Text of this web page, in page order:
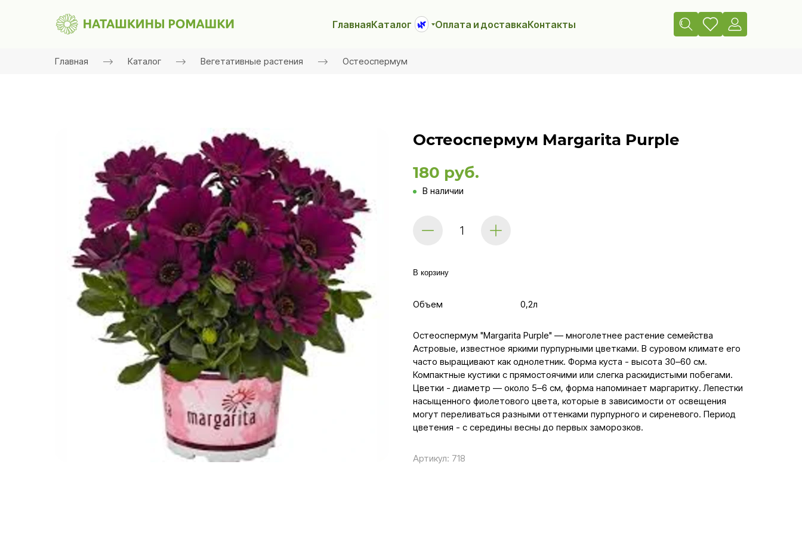
ГлавнаяКаталог 🌿 Оплата и доставкаКонтакты
Главная Каталог Вегетативные растения Остеоспермум
Остеоспермум Margarita Purple
180 руб.
В наличии
В корзину
Объем 0,2л
Остеоспермум "Margarita Purple" — многолетнее растение семейства
Астровые, известное яркими пурпурными цветками. В суровом климате его
часто выращивают как однолетник. Форма куста - высота 30–60 см.
Компактные кустики с прямостоячими или слегка раскидистыми побегами.
Цветки - диаметр — около 5–6 см, форма напоминает маргаритку. Лепестки
насыщенного фиолетового цвета, которые в зависимости от освещения
могут переливаться разными оттенками пурпурного и сиреневого. Период
цветения - с середины весны до первых заморозков.
Артикул: 718